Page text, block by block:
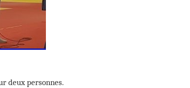
deux personnes.